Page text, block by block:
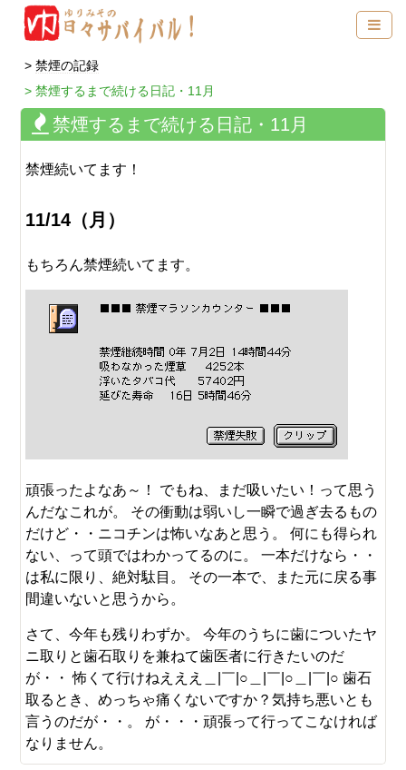
禁煙の記録
禁煙するまで続ける日記・11月
禁煙するまで続ける日記・11月
禁煙続いてます！
11/14（月）
もちろん禁煙続いてます。
頑張ったよなあ～！ でもね、まだ吸いたい！って思う
んだなこれが。 その衝動は弱いし一瞬で過ぎ去るもの
だけど・・ニコチンは怖いなあと思う。 何にも得られ
ない、って頭ではわかってるのに。 一本だけなら・・
は私に限り、絶対駄目。 その一本で、また元に戻る事
間違いないと思うから。
さて、今年も残りわずか。 今年のうちに歯についたヤ
ニ取りと歯石取りを兼ねて歯医者に行きたいのだ
が・・ 怖くて行けねえええ＿|￣|○＿|￣|○＿|￣|○ 歯石
取るとき、めっちゃ痛くないですか？気持ち悪いとも
言うのだが・・。 が・・・頑張って行ってこなければ
なりません。